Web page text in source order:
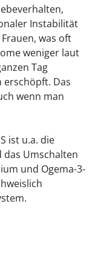
Instabilität
was oft
weniger laut
Tag
erschöpft. Das
wenn man
ist u.a. die
Umschalten
und Ogema-3-